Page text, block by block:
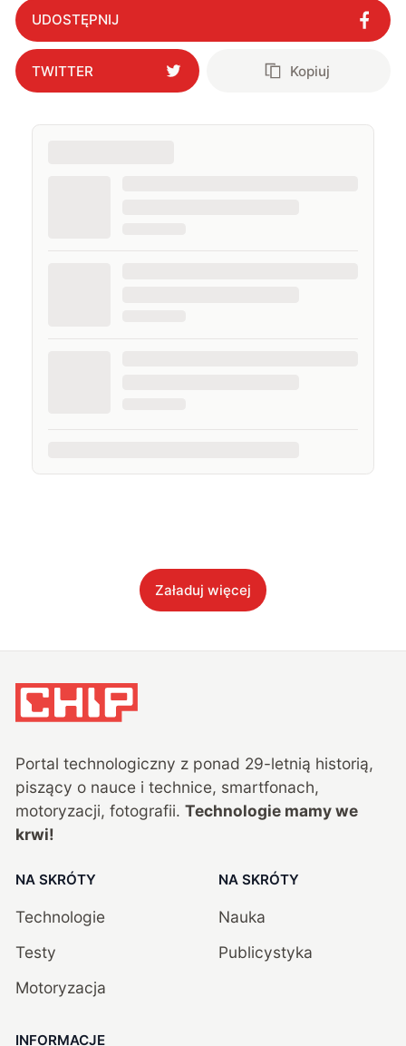
UDOSTĘPNIJ
TWITTER Kopiuj
Załaduj więcej
Portal technologiczny z ponad 29-letnią historią,
piszący o nauce i technice, smartfonach,
motoryzacji, fotografii. Technologie mamy we
krwi!
NA SKRÓTY
Technologie
Testy
Motoryzacja
NA SKRÓTY
Nauka
Publicystyka
INFORMACJE